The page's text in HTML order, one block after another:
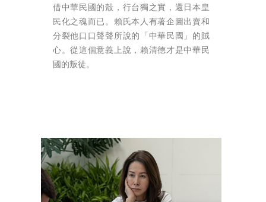
借中華民國的殼，行台獨之實，還日本皇
民化之魂而已。賴氏本人有著企圖出賣和
分裂他口口聲聲所說的「中華民國」的賊
心。從這個意義上說，賴清德才是中華民
國的叛徒。